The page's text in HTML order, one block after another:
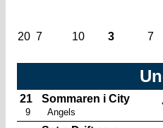
20 7 10 3 7
21
9
Sommaren i City
Angels